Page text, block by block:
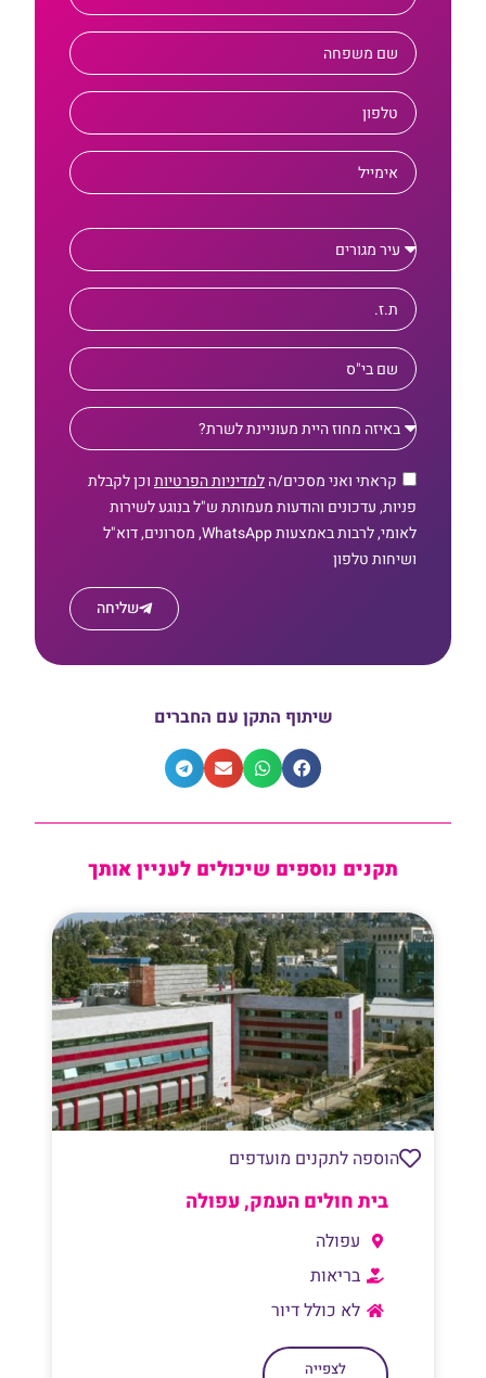
קראתי ואני מסכים/הלמדיניות הפרטיותוכן לקבלת
פניות, עדכונים והודעות מעמותת ש"ל בנוגע לשירות
לאומי, לרבות באמצעות WhatsApp, מסרונים, דוא"ל
ושיחות טלפון
שליחה
שיתוף התקן עם החברים
תקנים נוספים שיכולים לעניין אותך
הוספה לתקנים מועדפים
בית חולים העמק, עפולה
עפולה
בריאות
לא כולל דיור
לצפייה